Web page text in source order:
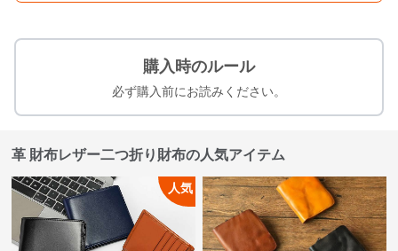
購入時のルール
必ず購入前にお読みください。
革 財布レザー二つ折り財布の人気アイテム
人気